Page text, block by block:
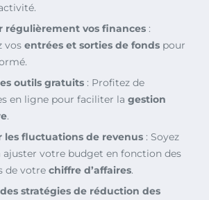
régulièrement vos finances :
vos entrées et sorties de fonds pour
outils gratuits : Profitez de
en ligne pour faciliter la gestion
.
les fluctuations de revenus : Soyez
ajuster votre budget en fonction des
de votre chiffre d’affaires.
stratégies de réduction des